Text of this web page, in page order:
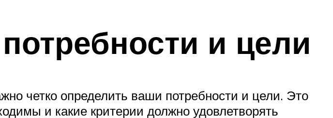
и цели
четко определить ваши потребности и цели. Это
и какие критерии должно удовлетворять